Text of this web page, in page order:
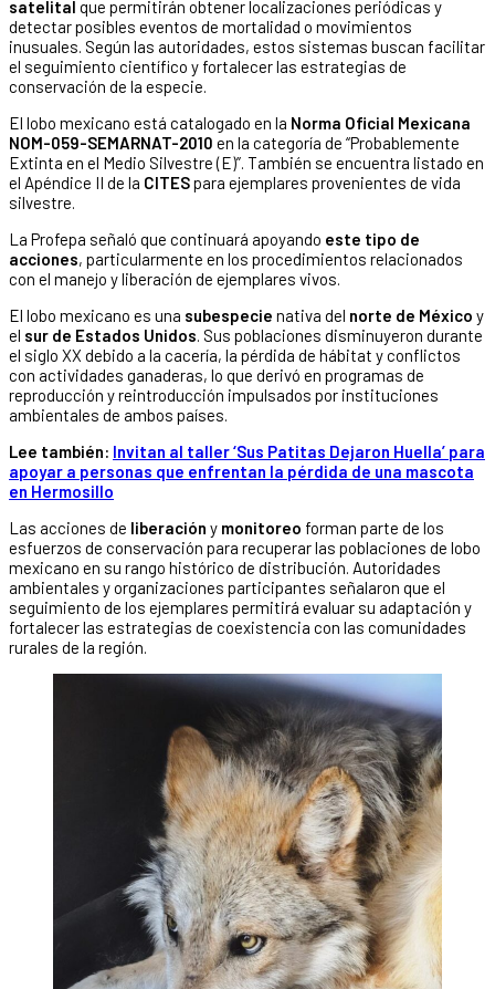
satelital que permitirán obtener localizaciones periódicas y
detectar posibles eventos de mortalidad o movimientos
inusuales. Según las autoridades, estos sistemas buscan facilitar
el seguimiento científico y fortalecer las estrategias de
conservación de la especie.
El lobo mexicano está catalogado en la Norma Oficial Mexicana
NOM-059-SEMARNAT-2010 en la categoría de “Probablemente
Extinta en el Medio Silvestre (E)”. También se encuentra listado en
el Apéndice II de la CITESpara ejemplares provenientes de vida
silvestre.
La Profepa señaló que continuará apoyando este tipo de
acciones, particularmente en los procedimientos relacionados
con el manejo y liberación de ejemplares vivos.
El lobo mexicano es una subespecie nativa del norte de México y
el sur de Estados Unidos. Sus poblaciones disminuyeron durante
el siglo XX debido a la cacería, la pérdida de hábitat y conflictos
con actividades ganaderas, lo que derivó en programas de
reproducción y reintroducción impulsados por instituciones
ambientales de ambos países.
Lee también: Invitan al taller ‘Sus Patitas Dejaron Huella’ para
apoyar a personas que enfrentan la pérdida de una mascota
en Hermosillo
Las acciones de liberación y monitoreo forman parte de los
esfuerzos de conservación para recuperar las poblaciones de lobo
mexicano en su rango histórico de distribución. Autoridades
ambientales y organizaciones participantes señalaron que el
seguimiento de los ejemplares permitirá evaluar su adaptación y
fortalecer las estrategias de coexistencia con las comunidades
rurales de la región.